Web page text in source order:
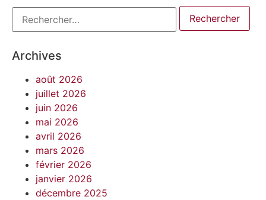
Archives
août 2026
juillet 2026
juin 2026
mai 2026
avril 2026
mars 2026
février 2026
janvier 2026
décembre 2025